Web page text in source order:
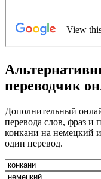
переводчик
Дополнительный
перевода слов, фраз и
конкани на немецкий
один перевод.